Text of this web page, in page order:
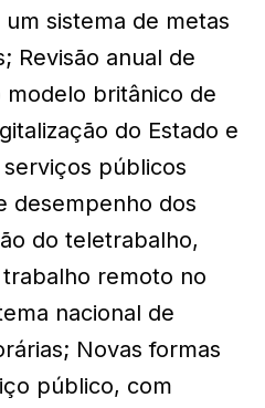
sistema de metas
Revisão anual de
modelo britânico de
do Estado e
públicos
desempenho dos
do teletrabalho,
remoto no
nacional de
Novas formas
público, com